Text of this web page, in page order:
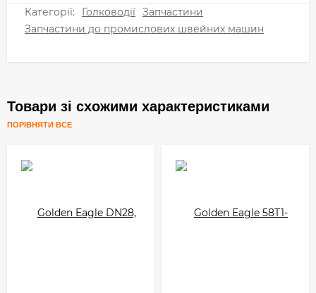
Категорії: Голководії Запчастини
Запчастини до промислових швейних машин
Товари зі схожими характеристиками
ПОРІВНЯТИ ВСЕ